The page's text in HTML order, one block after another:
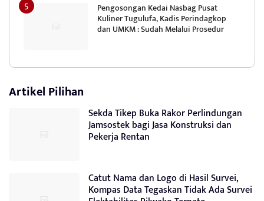
Pengosongan Kedai Nasbag Pusat
Kuliner Tugulufa, Kadis Perindagkop
dan UMKM : Sudah Melalui Prosedur
Artikel Pilihan
Sekda Tikep Buka Rakor Perlindungan
Jamsostek bagi Jasa Konstruksi dan
Pekerja Rentan
Catut Nama dan Logo di Hasil Survei,
Kompas Data Tegaskan Tidak Ada Survei